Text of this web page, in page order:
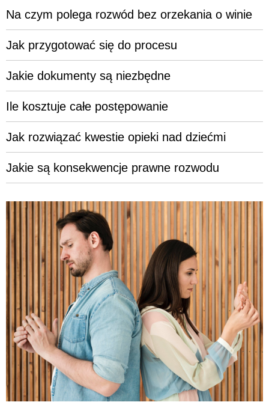
Na czym polega rozwód bez orzekania o winie
Jak przygotować się do procesu
Jakie dokumenty są niezbędne
Ile kosztuje całe postępowanie
Jak rozwiązać kwestie opieki nad dziećmi
Jakie są konsekwencje prawne rozwodu